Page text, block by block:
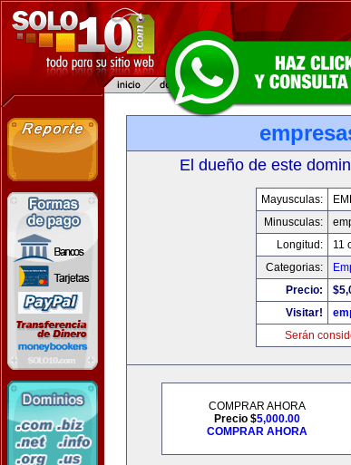
El dueño de este
Mayusculas:
Minusculas:
Longitud:
11
Categorias:
Precio:
Visitar!
Serán
COMPRAR AHORA
Precio $5,000.00
COMPRAR AHORA